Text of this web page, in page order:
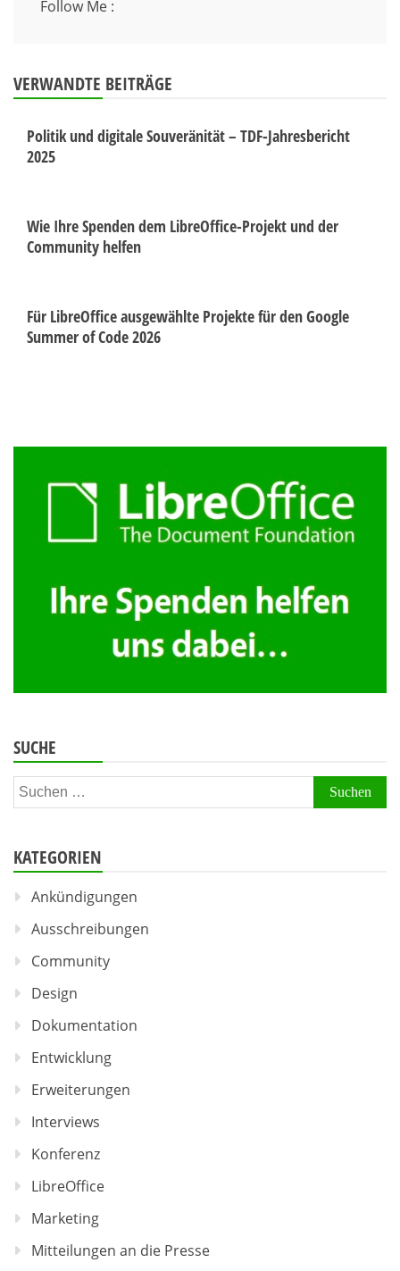
Follow Me :
VERWANDTE BEITRÄGE
Politik und digitale Souveränität – TDF-Jahresbericht
2025
Wie Ihre Spenden dem LibreOffice-Projekt und der
Community helfen
Für LibreOffice ausgewählte Projekte für den Google
Summer of Code 2026
SUCHE
Suchen
nach:
KATEGORIEN
Ankündigungen
Ausschreibungen
Community
Design
Dokumentation
Entwicklung
Erweiterungen
Interviews
Konferenz
LibreOffice
Marketing
Mitteilungen an die Presse